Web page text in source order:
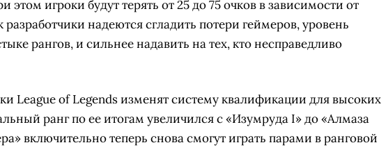
этом игроки будут терять от 25 до 75 очков в зависимости от
надеются сгладить потери геймеров, уровень
рангов, и сильнее надавить на тех, кто несправедливо
League of Legends изменят систему квалификации для высоких
ранг по ее итогам увеличился с «Изумруда I» до «Алмаза
включительно теперь снова смогут играть парами в ранговой